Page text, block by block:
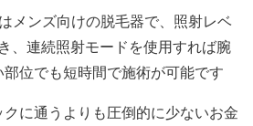
メンズ向けの脱毛器で、照射レベ
、連続照射モードを使用すれば腕
位でも短時間で施術が可能です
に通うよりも圧倒的に少ないお金